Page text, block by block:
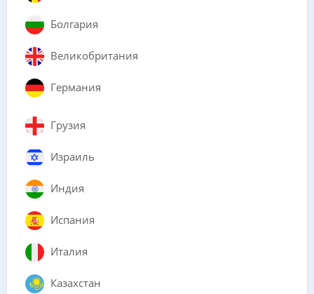
Болгария
Великобритания
Германия
Грузия
Израиль
Индия
Испания
Италия
Казахстан